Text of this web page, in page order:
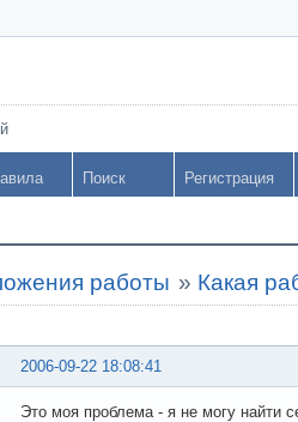
Поиск Регистрация
работы » Какая
2006-09-22 18:08:41
Это моя проблема - я не могу найти